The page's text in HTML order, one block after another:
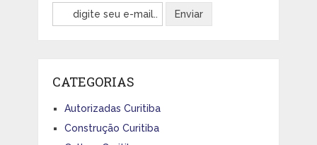
CATEGORIAS
Autorizadas Curitiba
Construção Curitiba